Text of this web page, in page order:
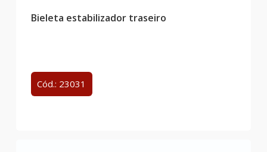
Bieleta estabilizador traseiro
Cód.: 23031